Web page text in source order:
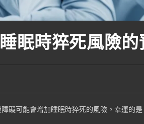
眠時猝死風險
礙可能會增加睡眠時猝死的風險。幸運的